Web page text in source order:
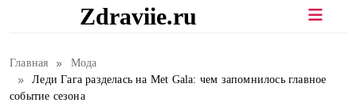
Zdraviie.ru
Главная
Мода
Леди Гага разделась на Met Gala: чем запомнилось главное
событие сезона